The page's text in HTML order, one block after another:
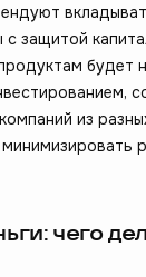
защитой
будет
из
чего